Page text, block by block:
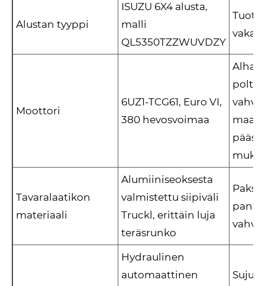
Alustan tyyppi
ISUZU 6X4 alusta,
malli
QL5350TZZWUVDZY
Tuotu
Moottori
6UZ1-TCG61, Euro VI,
380 hevosvoimaa
vahva
Tavaralaatikon
materiaali
Alumiiniseoksesta
valmistettu siipiväli
Truckl, erittäin luja
teräsrunko
Hydraulinen
automaattinen